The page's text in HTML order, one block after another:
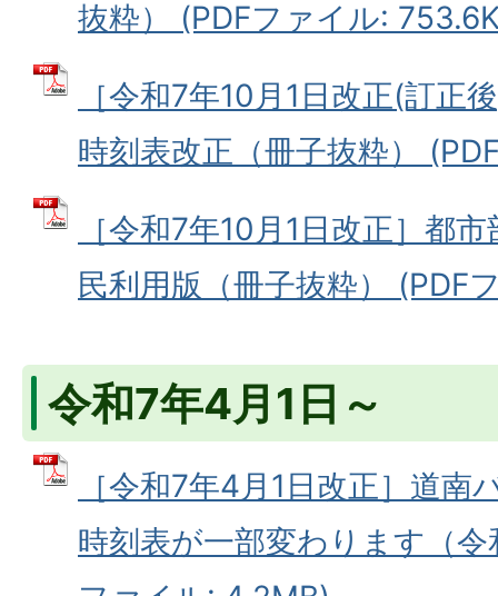
抜粋） (PDFファイル:
［令和7年10月1日改正(訂正
時刻表改正（冊子抜粋）
［令和7年10月1日改正］都
民利用版（冊子抜粋） (PDF
令和7年4月1日～
［令和7年4月1日改正］道
時刻表が一部変わります（